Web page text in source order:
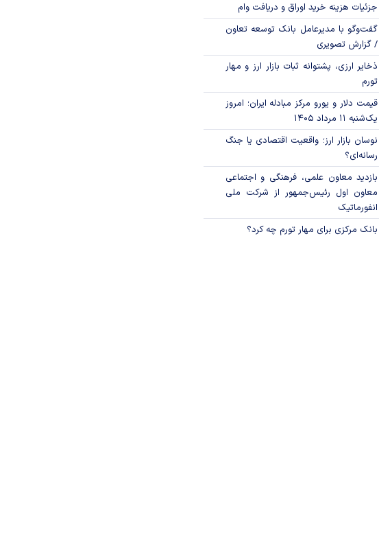
جزئیات هزینه خرید اوراق و دریافت وام
گفت‌وگو با مدیرعامل بانک توسعه تعاون
/ گزارش تصویری
ذخایر ارزی، پشتوانه ثبات بازار ارز و مهار
تورم
قیمت دلار و یورو مرکز مبادله ایران؛ امروز
یک‌شنبه ۱۱ مرداد ۱۴۰۵
نوسان بازار ارز؛ واقعیت اقتصادی یا جنگ
رسانه‌ای؟
بازدید معاون علمی، فرهنگی و اجتماعی
معاون اول رئیس‌جمهور از شرکت ملی
انفورماتیک
بانک مرکزی برای مهار تورم چه کرد؟